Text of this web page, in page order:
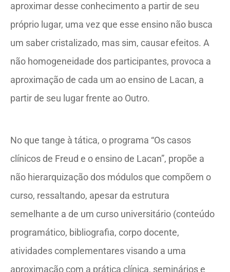
aproximar desse conhecimento a partir de seu
próprio lugar, uma vez que esse ensino não busca
um saber cristalizado, mas sim, causar efeitos. A
não homogeneidade dos participantes, provoca a
aproximação de cada um ao ensino de Lacan, a
partir de seu lugar frente ao Outro.
No que tange à tática, o programa “Os casos
clínicos de Freud e o ensino de Lacan”, propõe a
não hierarquização dos módulos que compõem o
curso, ressaltando, apesar da estrutura
semelhante a de um curso universitário (conteúdo
programático, bibliografia, corpo docente,
atividades complementares visando a uma
aproximação com a prática clínica, seminários e